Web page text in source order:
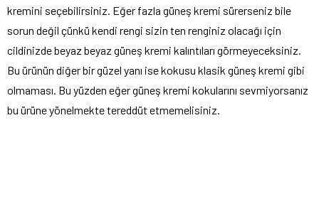
kremini seçebilirsiniz. Eğer fazla güneş kremi sürerseniz bile
sorun değil çünkü kendi rengi sizin ten renginiz olacağı için
cildinizde beyaz beyaz güneş kremi kalıntıları görmeyeceksiniz.
Bu ürünün diğer bir güzel yanı ise kokusu klasik güneş kremi gibi
olmaması. Bu yüzden eğer güneş kremi kokularını sevmiyorsanız
bu ürüne yönelmekte tereddüt etmemelisiniz.